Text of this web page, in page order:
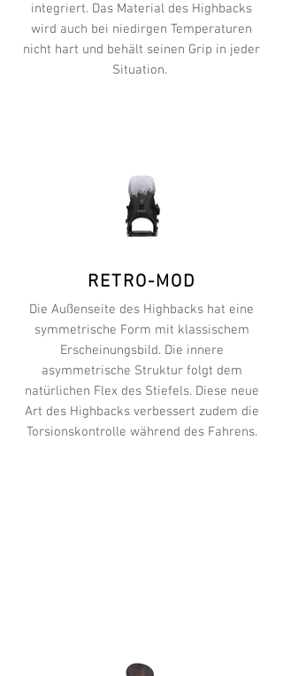
integriert. Das Material des Highbacks
wird auch bei niedirgen Temperaturen
nicht hart und behält seinen Grip in jeder
Situation.
RETRO-MOD
Die Außenseite des Highbacks hat eine
symmetrische Form mit klassischem
Erscheinungsbild. Die innere
asymmetrische Struktur folgt dem
natürlichen Flex des Stiefels. Diese neue
Art des Highbacks verbessert zudem die
Torsionskontrolle während des Fahrens.